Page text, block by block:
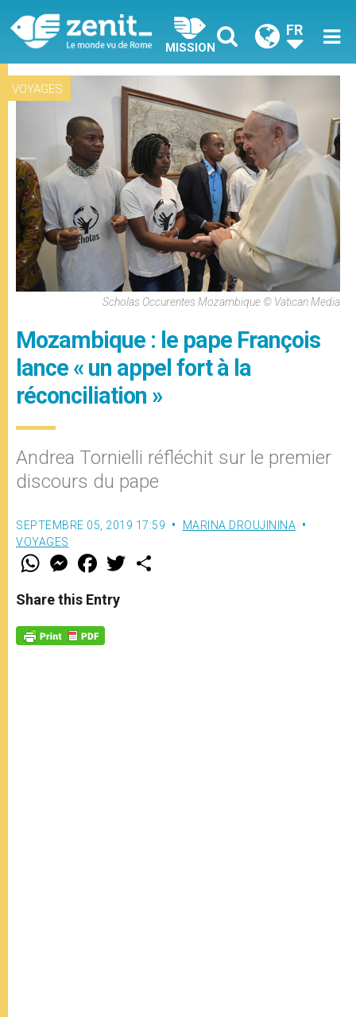
MISSION
FR
VOYAGES
Scholas Occurentes Mozambique © Vatican Media
Mozambique : le pape François
lance « un appel fort à la
réconciliation »
Andrea Tornielli réfléchit sur le premier
discours du pape
SEPTEMBRE 05, 2019 17:59
MARINA DROUJININA
VOYAGES
W
t
s
p
p
M
e
s
e
g
e
F
a
e
b
o
k
w
Share this Entry